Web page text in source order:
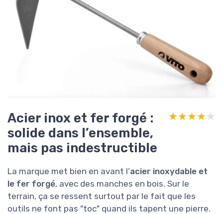
Acier inox et fer forgé :
solide dans l’ensemble,
mais pas indestructible
★★★★★
★★★★★
La marque met bien en avant l’acier inoxydable et
le fer forgé, avec des manches en bois. Sur le
terrain, ça se ressent surtout par le fait que les
outils ne font pas "toc" quand ils tapent une pierre.